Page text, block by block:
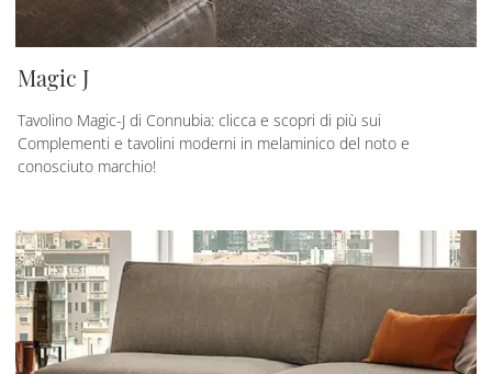
Magic J
Tavolino Magic-J di Connubia: clicca e scopri di più sui
Complementi e tavolini moderni in melaminico del noto e
conosciuto marchio!